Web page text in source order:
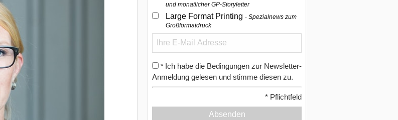
und monatlicher GP-Storyletter
Large Format Printing Spezialnews zum
Großformatdruck
* Ich habe die Bedingungen zur Newsletter-
Anmeldung gelesen und stimme diesen zu.
* Pflichtfeld
Absenden